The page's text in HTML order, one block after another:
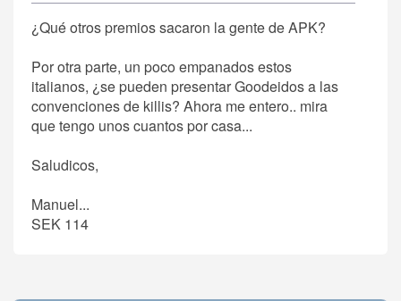
¿Qué otros premios sacaron la gente de APK?
Por otra parte, un poco empanados estos
italianos, ¿se pueden presentar Goodeidos a las
convenciones de killis? Ahora me entero.. mira
que tengo unos cuantos por casa...
Saludicos,
Manuel...
SEK 114